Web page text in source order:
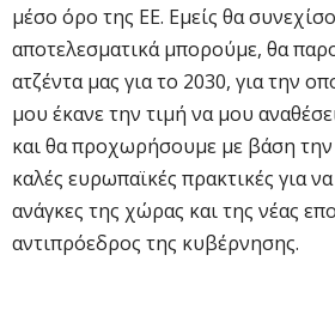
μέσο όρο της ΕΕ. Εμείς θα
αποτελεσματικά μπορούμε, θα
ατζέντα μας για το 2030, για την
μου έκανε την τιμή να μου
και θα προχωρήσουμε με βάση την
καλές ευρωπαϊκές πρακτικές για
ανάγκες της χώρας και της νέας
αντιπρόεδρος της κυβέρνησης.